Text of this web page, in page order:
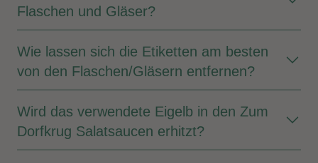
Flaschen und Gläser?
Wie lassen sich die Etiketten am besten
von den Flaschen/Gläsern entfernen?
Wird das verwendete Eigelb in den Zum
Dorfkrug Salatsaucen erhitzt?